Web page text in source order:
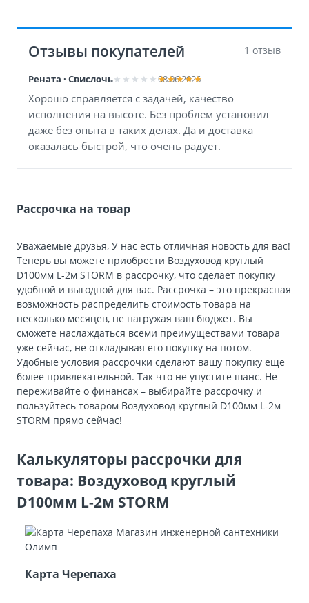
Отзывы покупателей 1 отзыв
Рената · Свислочь 08.06.2026
Хорошо справляется с задачей, качество
исполнения на высоте. Без проблем установил
даже без опыта в таких делах. Да и доставка
оказалась быстрой, что очень радует.
Рассрочка на товар
Уважаемые друзья, У нас есть отличная новость для вас!
Теперь вы можете приобрести Воздуховод круглый
D100мм L-2м STORM в рассрочку, что сделает покупку
удобной и выгодной для вас. Рассрочка – это прекрасная
возможность распределить стоимость товара на
несколько месяцев, не нагружая ваш бюджет. Вы
сможете наслаждаться всеми преимуществами товара
уже сейчас, не откладывая его покупку на потом.
Удобные условия рассрочки сделают вашу покупку еще
более привлекательной. Так что не упустите шанс. Не
переживайте о финансах – выбирайте рассрочку и
пользуйтесь товаром Воздуховод круглый D100мм L-2м
STORM прямо сейчас!
Калькуляторы рассрочки для
товара: Воздуховод круглый
D100мм L-2м STORM
Карта Черепаха